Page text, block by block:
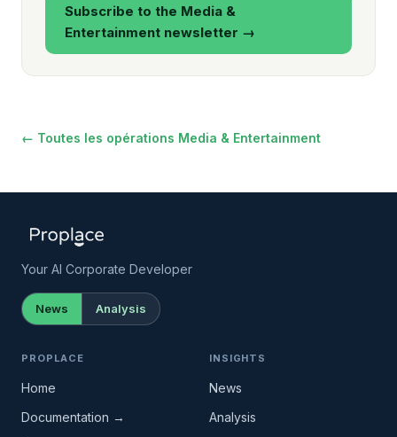
Subscribe to the Media &
Entertainment newsletter →
← Toutes les opérations Media & Entertainment
Your AI Corporate Developer
News Analysis
PROPLACE
Home
Documentation →
INSIGHTS
News
Analysis